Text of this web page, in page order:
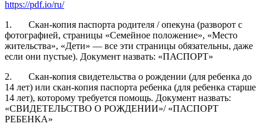
https://pdf.io/ru/
1. Скан-копия паспорта родителя / опекуна (разворот с
фотографией, страницы «Семейное положение», «Место
жительства», «Дети» — все эти страницы обязательны, даже
если они пустые). Документ назвать: «ПАСПОРТ»
2. Скан-копия свидетельства о рождении (для ребенка до
14 лет) или скан-копия паспорта ребенка (для ребенка старше
14 лет), которому требуется помощь. Документ назвать:
«СВИДЕТЕЛЬСТВО О РОЖДЕНИИ»/ «ПАСПОРТ
РЕБЕНКА»